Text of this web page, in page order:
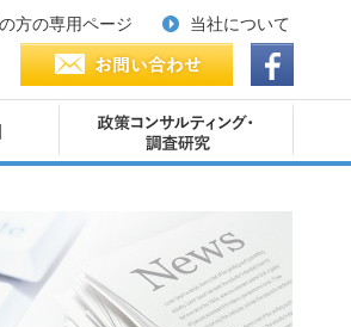
方の専用ページ 当社について